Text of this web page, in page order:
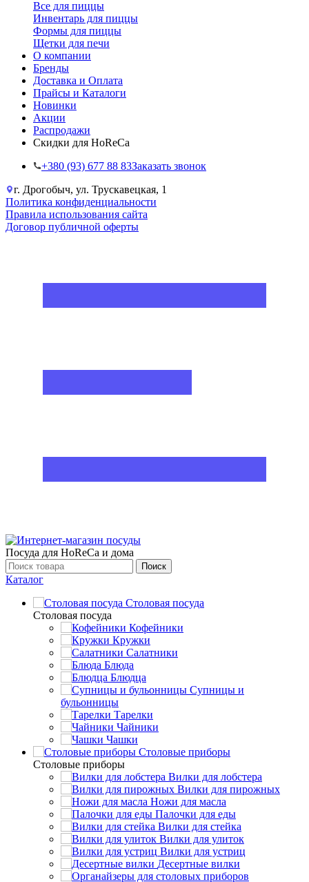
Все для пиццы
Инвентарь для пиццы
Формы для пиццы
Щетки для печи
О компании
Бренды
Доставка и Оплата
Прайсы и Каталоги
Новинки
Акции
Распродажи
Скидки для HoReCa
+38‎0 (93) 677 88 83Заказать звонок
г. Дрогобыч, ул. Трускавецкая, 1
Политика конфиденциальности
Правила использования сайта
Договор публичной оферты
Посуда для HoReCa и дома
Поиск
Каталог
Столовая посуда
Столовая посуда
Кофейники
Кружки
Салатники
Блюда
Блюдца
Супницы и
бульонницы
Тарелки
Чайники
Чашки
Cтоловые приборы
Cтоловые приборы
Вилки для лобстера
Вилки для пирожных
Ножи для масла
Палочки для еды
Вилки для стейка
Вилки для улиток
Вилки для устриц
Десертные вилки